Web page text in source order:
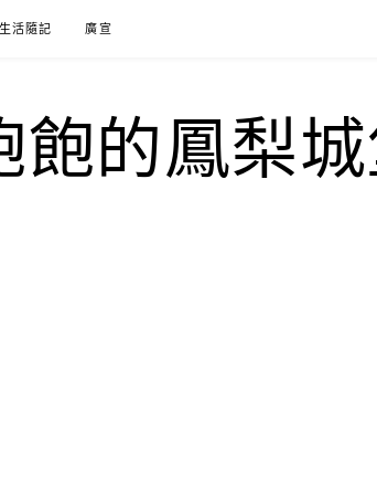
生活隨記 廣宣
飽的鳳梨